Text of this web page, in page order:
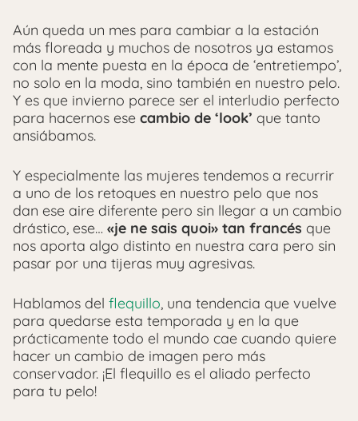
Aún queda un mes para cambiar a la estación
más floreada y muchos de nosotros ya estamos
con la mente puesta en la época de ‘entretiempo’,
no solo en la moda, sino también en nuestro pelo.
Y es que invierno parece ser el interludio perfecto
para hacernos ese cambio de ‘look’ que tanto
ansiábamos.
Y especialmente las mujeres tendemos a recurrir
a uno de los retoques en nuestro pelo que nos
dan ese aire diferente pero sin llegar a un cambio
drástico, ese… «je ne sais quoi» tan francés que
nos aporta algo distinto en nuestra cara pero sin
pasar por una tijeras muy agresivas.
Hablamos del flequillo, una tendencia que vuelve
para quedarse esta temporada y en la que
prácticamente todo el mundo cae cuando quiere
hacer un cambio de imagen pero más
conservador. ¡El flequillo es el aliado perfecto
para tu pelo!